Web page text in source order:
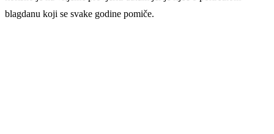
blagdanu koji se svake godine pomiče.